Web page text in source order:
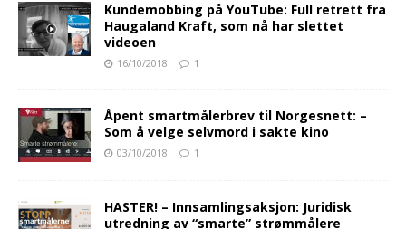
Kundemobbing på YouTube: Full retrett fra
Haugaland Kraft, som nå har slettet
videoen
16/10/2018 1
Åpent smartmålerbrev til Norgesnett: –
Som å velge selvmord i sakte kino
03/10/2018 1
HASTER! – Innsamlingsaksjon: Juridisk
utredning av “smarte” strømmålere